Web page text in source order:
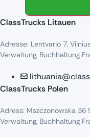
ClassTrucks Litauen
Adresse: Lentvario 7,
Verwaltung, Buchhaltung
ClassTrucks Polen
Adress: Mszczonowska 36
Verwaltung, Buchhaltung